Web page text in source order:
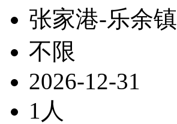
张家港-乐余镇
不限
2026-12-31
1人